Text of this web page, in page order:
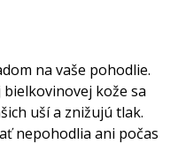
na vaše pohodlie.
kože sa
uší a znižujú tlak.
nepohodlia ani počas